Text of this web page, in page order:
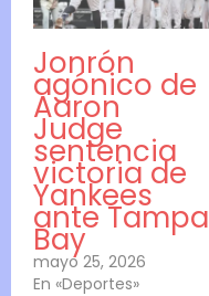
Jonrón
agónico de
Aaron
Judge
sentencia
victoria de
Yankees
ante Tampa
Bay
mayo 25, 2026
En «Deportes»